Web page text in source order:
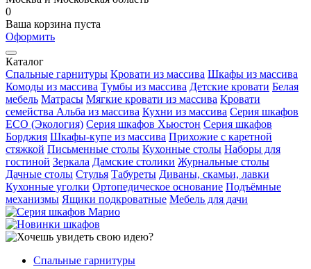
0
Ваша корзина пуста
Оформить
Каталог
Спальные гарнитуры Кровати из массива Шкафы из массива
Комоды из массива Тумбы из массива Детские кровати Белая
мебель Матрасы Мягкие кровати из массива Кровати
семейства Альба из массива Кухни из массива Серия шкафов
ECO (Экология) Серия шкафов Хьюстон Серия шкафов
Борджия Шкафы-купе из массива Прихожие с каретной
стяжкой Письменные столы Кухонные столы Наборы для
гостиной Зеркала Дамские столики Журнальные столы
Дачные столы Стулья Табуреты Диваны, скамьи, лавки
Кухонные уголки Ортопедическое основание Подъёмные
механизмы Ящики подкроватные Мебель для дачи
Спальные гарнитуры